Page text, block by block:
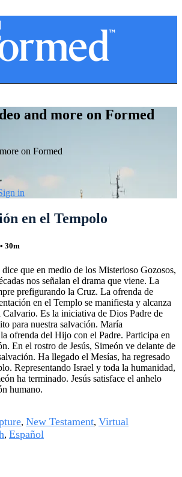
and more on Formed
on Formed
in
en el Tempolo
• 30m
que en medio de los Misterioso Gozosos,
nos señalan el drama que viene. La
prefigurando la Cruz. La ofrenda de
en el Templo se manifiesta y alcanza
Es la iniciativa de Dios Padre de
para nuestra salvación. María
ofrenda del Hijo con el Padre. Participa en
En el rostro de Jesús, Simeón ve delante de
Ha llegado el Mesías, ha regresado
Representando Israel y toda la humanidad,
ha terminado. Jesús satisface el anhelo
humano.
, New Testament, Virtual
, Español